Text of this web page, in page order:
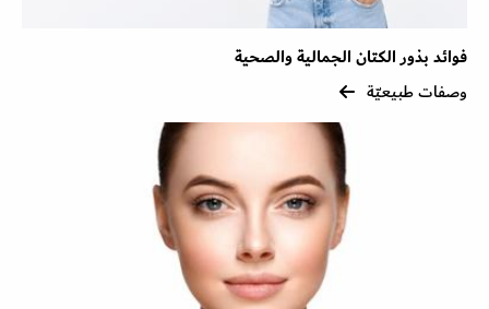
فوائد بذور الكتان الجمالية والصحية
وصفات طبيعيّة